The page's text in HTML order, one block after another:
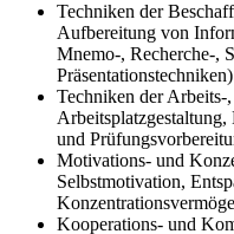
Techniken der
Aufbereitung von
Mnemo-, Recherche-,
Präsentationstechniken)
Techniken der
Arbeitsplatzgestaltung,
und
Motivations- und
Selbstmotivation,
Kooperations- und